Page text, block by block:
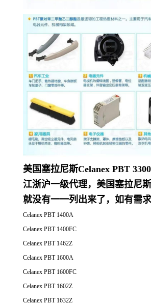
美国塞拉尼斯Celanex PBT
江浙沪一级代理，美国塞拉尼斯
就没有一一列出来了，如有需求
Celanex PBT 1400A
Celanex PBT 1400FC
Celanex PBT 1462Z
Celanex PBT 1600A
Celanex PBT 1600FC
Celanex PBT 1602Z
Celanex PBT 1632Z